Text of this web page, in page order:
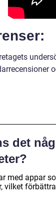
det
med appar
vilket